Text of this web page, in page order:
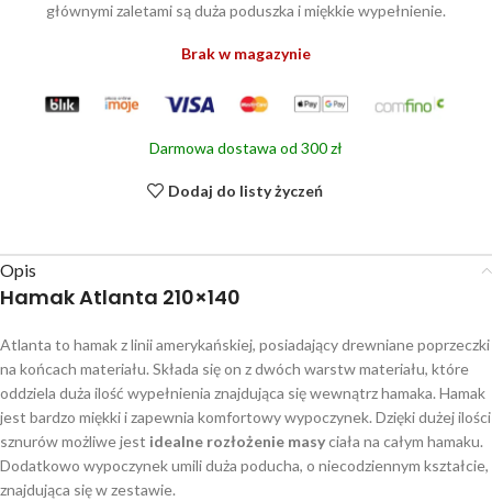
głównymi zaletami są duża poduszka i miękkie wypełnienie.
Brak w magazynie
Darmowa dostawa od 300 zł
Dodaj do listy życzeń
Opis
Hamak Atlanta 210×140
Atlanta to hamak z linii amerykańskiej, posiadający drewniane poprzeczki
na końcach materiału. Składa się on z dwóch warstw materiału, które
oddziela duża ilość wypełnienia znajdująca się wewnątrz hamaka. Hamak
jest bardzo miękki i zapewnia komfortowy wypoczynek. Dzięki dużej ilości
sznurów możliwe jest idealne rozłożenie masyciała na całym hamaku.
Dodatkowo wypoczynek umili duża poducha, o niecodziennym kształcie,
znajdująca się w zestawie.